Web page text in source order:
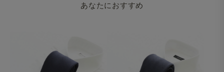
あなたにおすすめ